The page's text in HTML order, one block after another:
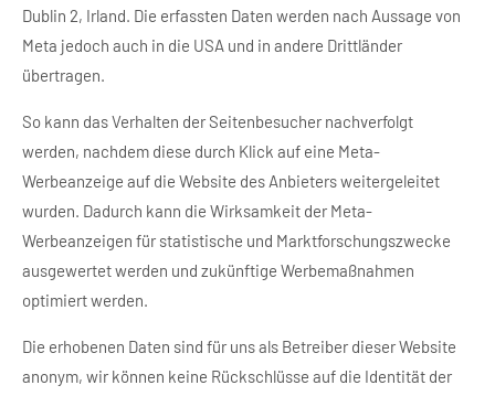
Dublin 2, Irland. Die erfassten Daten werden nach Aussage von
Meta jedoch auch in die USA und in andere Drittländer
übertragen.
So kann das Verhalten der Seitenbesucher nachverfolgt
werden, nachdem diese durch Klick auf eine Meta-
Werbeanzeige auf die Website des Anbieters weitergeleitet
wurden. Dadurch kann die Wirksamkeit der Meta-
Werbeanzeigen für statistische und Marktforschungszwecke
ausgewertet werden und zukünftige Werbemaßnahmen
optimiert werden.
Die erhobenen Daten sind für uns als Betreiber dieser Website
anonym, wir können keine Rückschlüsse auf die Identität der